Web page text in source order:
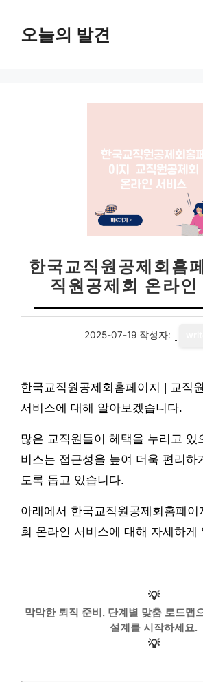
오늘의 발견
한국교직원공제회홈
직원공제회 온라인
2025-07-19 작성자:
한국교직원공제회홈페이지 | 교직
서비스에 대해 알아보겠습니다.
많은 교직원들이 혜택을 누리고 있
비스는 접근성을 높여 더욱 편리하
도록 돕고 있습니다.
아래에서 한국교직원공제회홈페이
회 온라인 서비스에 대해 자세하게
💡
막막한 퇴직 준비, 단계별 맞춤 로드맵
설계를 시작하세요.
💡